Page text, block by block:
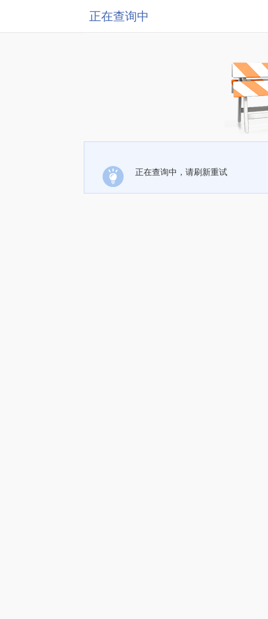
正在查询中
正在查询中，请刷新重试